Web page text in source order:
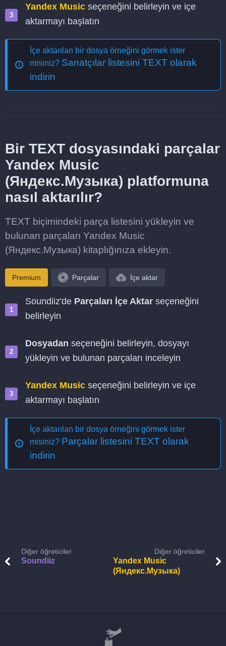
Yandex Music seçeneğini belirleyin ve içe
aktarmayı başlatın
İçe aktarılan bir dosya örneğini görmek ister
misiniz? Sanatçılar listesini TEXT olarak
indirin
Bir TEXT dosyasındaki parçalar
Yandex Music
(Яндекс.Музыка) platformuna
nasıl aktarılır?
TEXT biçimindeki parça listesini yükleyin ve
bulunan parçaları Yandex Music
(Яндекс.Музыка) kitaplığınıza ekleyin.
Premium Parçalar İçe aktar
Soundiiz'de Parçaları İçe Aktar seçeneğini
belirleyin
Dosyadan seçeneğini belirleyin, dosyayı
yükleyin ve bulunan parçaları inceleyin
Yandex Music seçeneğini belirleyin ve içe
aktarmayı başlatın
İçe aktarılan bir dosya örneğini görmek ister
misiniz? Parçalar listesini TEXT olarak
indirin
Diğer öğreticiler
Soundiiz
Diğer öğreticiler
Yandex Music
(Яндекс.Музыка)